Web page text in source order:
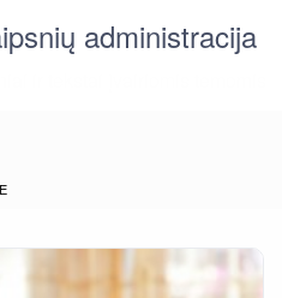
administracija